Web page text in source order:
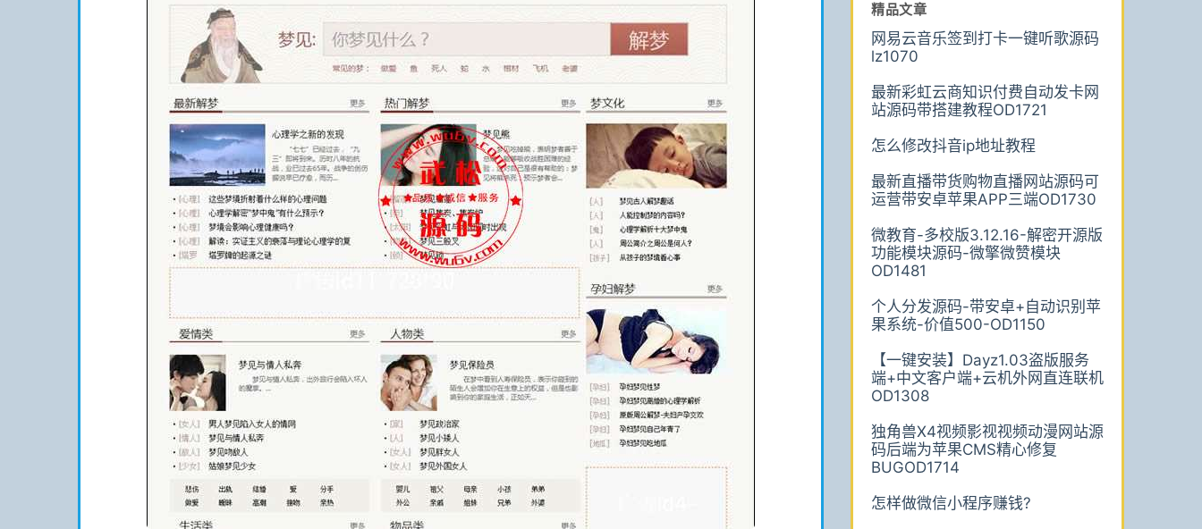
精品文章
网易云音乐签到打卡一键听歌源码
lz1070
最新彩虹云商知识付费自动发卡网
站源码带搭建教程OD1721
怎么修改抖音ip地址教程
最新直播带货购物直播网站源码可
运营带安卓苹果APP三端OD1730
微教育-多校版3.12.16-解密开源版
功能模块源码-微擎微赞模块
OD1481
个人分发源码-带安卓+自动识别苹
果系统-价值500-OD1150
【一键安装】Dayz1.03盗版服务
端+中文客户端+云机外网直连联机
OD1308
独角兽X4视频影视视频动漫网站源
码后端为苹果CMS精心修复
BUGOD1714
怎样做微信小程序赚钱?